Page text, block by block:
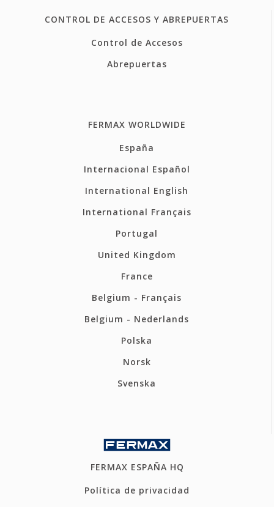
CONTROL DE ACCESOS Y ABREPUERTAS
Control de Accesos
Abrepuertas
FERMAX WORLDWIDE
España
Internacional Español
International English
International Français
Portugal
United Kingdom
France
Belgium - Français
Belgium - Nederlands
Polska
Norsk
Svenska
FERMAX ESPAÑA HQ
Política de privacidad